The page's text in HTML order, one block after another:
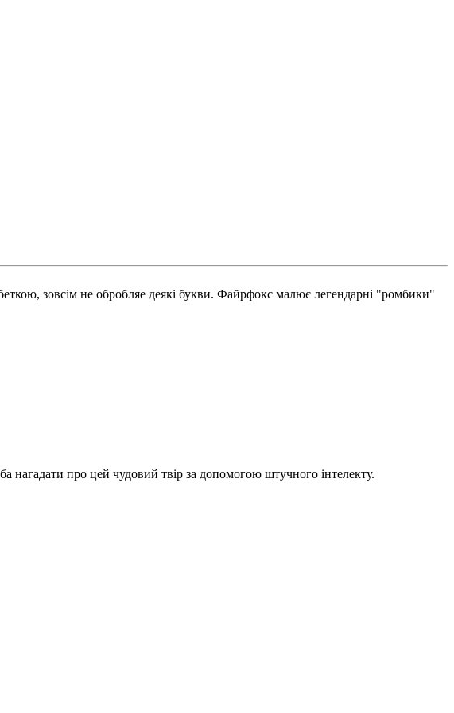
зовсім не обробляе деякі букви. Файрфокс малює легендарні "ромбики"
про цей чудовий твір за допомогою штучного інтелекту.